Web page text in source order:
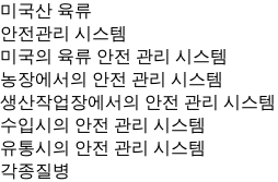
미국산 육류
안전관리 시스템
미국의 육류 안전 관리 시스템
농장에서의 안전 관리 시스템
생산작업장에서의 안전 관리 시스템
수입시의 안전 관리 시스템
유통시의 안전 관리 시스템
각종질병